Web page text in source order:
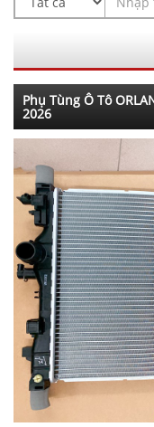
AutoPart
Phụ Tùng Ô Tô
2026